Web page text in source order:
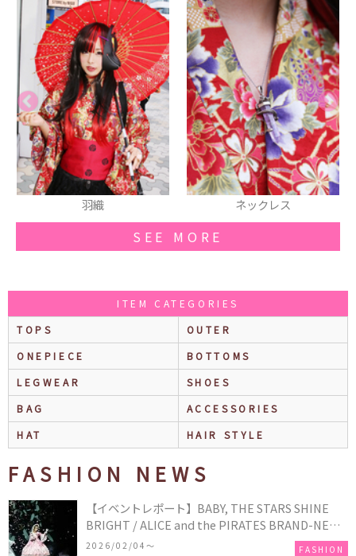
SEE MORE
ITEM CATEGORIES
TOPS
OUTER
ONEPIECE
BOTTOMS
LEGWEAR
SHOES
BAG
ACCESSORIES
HAT
HAIR STYLE
FASHION NEWS
【イベントレポート】BABY, THE STARS SHINE
BRIGHT / ALICE and the PIRATES BRAND-NEW
COLLECTION in TOKYO
2026/02/04〜 FASHION